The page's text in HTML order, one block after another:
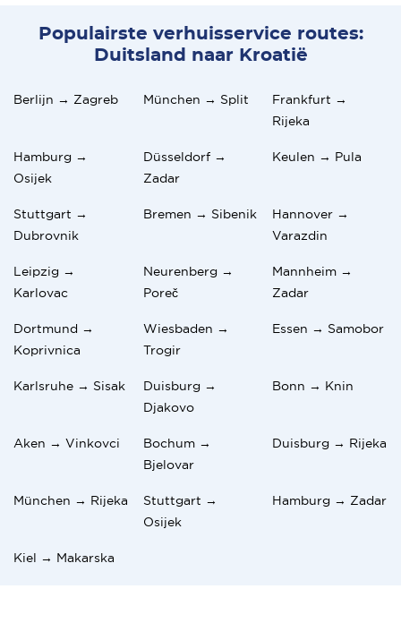
Populairste verhuisservice routes:
Duitsland naar Kroatië
Berlijn → Zagreb München → Split
Frankfurt →
Rijeka
Hamburg →
Osijek
Düsseldorf →
Zadar
Keulen → Pula
Stuttgart →
Dubrovnik
Bremen → Sibenik
Hannover →
Varazdin
Leipzig →
Karlovac
Neurenberg →
Poreč
Mannheim →
Zadar
Dortmund →
Koprivnica
Wiesbaden →
Trogir
Essen → Samobor
Karlsruhe → Sisak
Duisburg →
Djakovo
Bonn → Knin
Aken → Vinkovci
Bochum →
Bjelovar
Duisburg → Rijeka
München → Rijeka
Stuttgart →
Osijek
Hamburg → Zadar
Kiel → Makarska